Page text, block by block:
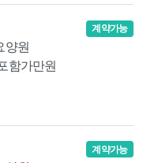
양원
함가만원
계약가능
계약가능